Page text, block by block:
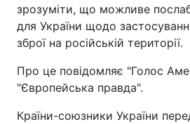
зрозуміти, що можливе
для України щодо
зброї на російській території.
Про це повідомляє "Голос
"Європейська правда".
Країни-союзники України